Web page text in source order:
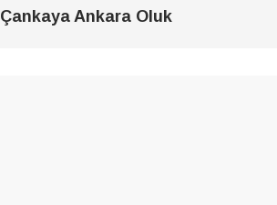
Çankaya Ankara Oluk